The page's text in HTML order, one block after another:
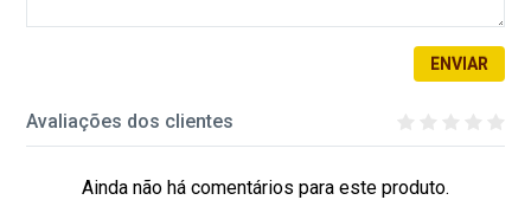
ENVIAR
Avaliações dos clientes
Ainda não há comentários para este produto.